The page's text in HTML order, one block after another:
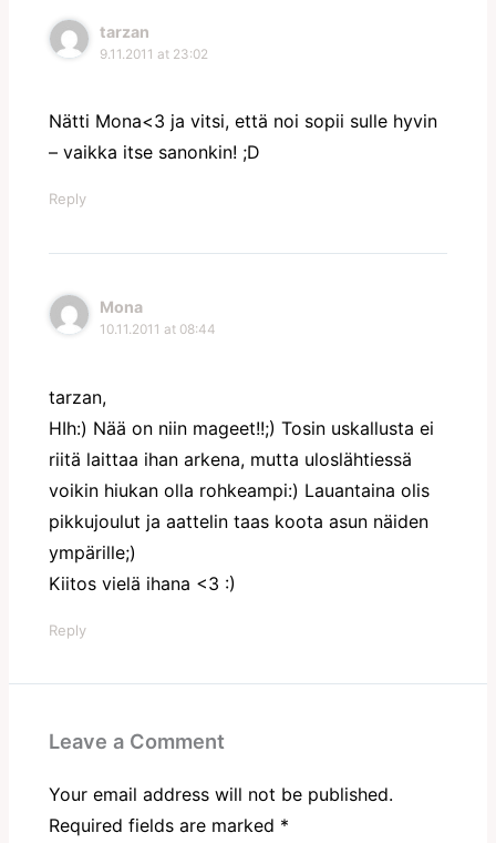
tarzan
9.11.2011 at 23:02
Nätti Mona<3 ja vitsi, että noi sopii sulle hyvin
– vaikka itse sanonkin! ;D
Reply
Mona
10.11.2011 at 08:44
tarzan,
HIh:) Nää on niin mageet!!;) Tosin uskallusta ei
riitä laittaa ihan arkena, mutta uloslähtiessä
voikin hiukan olla rohkeampi:) Lauantaina olis
pikkujoulut ja aattelin taas koota asun näiden
ympärille;)
Kiitos vielä ihana <3 :)
Reply
Leave a Comment
Your email address will not be published.
Required fields are marked *